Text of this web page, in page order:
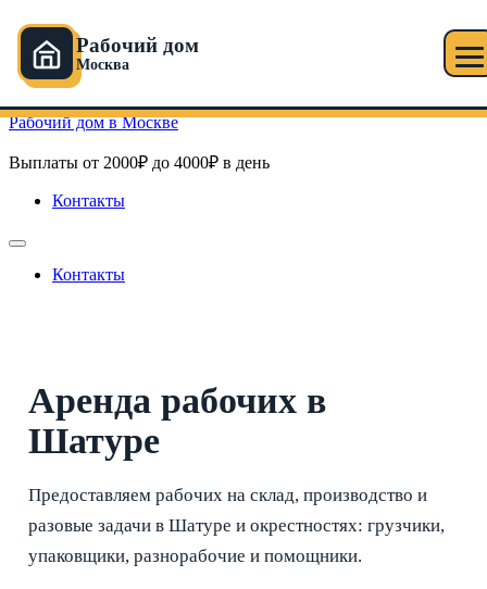
Рабочий дом
Москва
Перейти к содержимому
Рабочий дом в Москве
Выплаты от 2000₽ до 4000₽ в день
Контакты
Контакты
Аренда рабочих в
Шатуре
Предоставляем рабочих на склад, производство и
разовые задачи в Шатуре и окрестностях: грузчики,
упаковщики, разнорабочие и помощники.